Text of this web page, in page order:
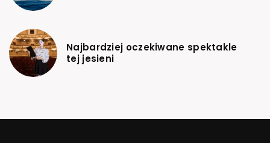
Najbardziej oczekiwane spektakle
tej jesieni